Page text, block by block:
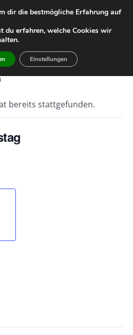
Geschichte
bereits stattgefunden.
dir die bestmögliche Erfahrung auf
du erfahren, welche Cookies wir
Einstellungen